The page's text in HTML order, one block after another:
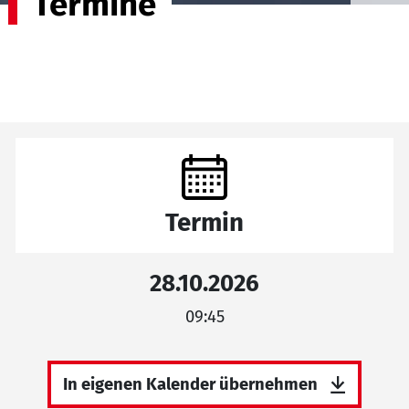
Termin
28.10.2026
09:45
In eigenen Kalender übernehmen